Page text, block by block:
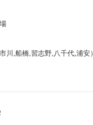
川,船橋,習志野,八千代,浦安）